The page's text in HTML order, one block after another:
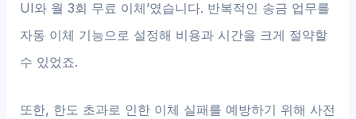
UI와 월 3회 무료 이체’였습니다. 반복적인 송금 업무를
자동 이체 기능으로 설정해 비용과 시간을 크게 절약할
수 있었죠.
또한, 한도 초과로 인한 이체 실패를 예방하기 위해 사전